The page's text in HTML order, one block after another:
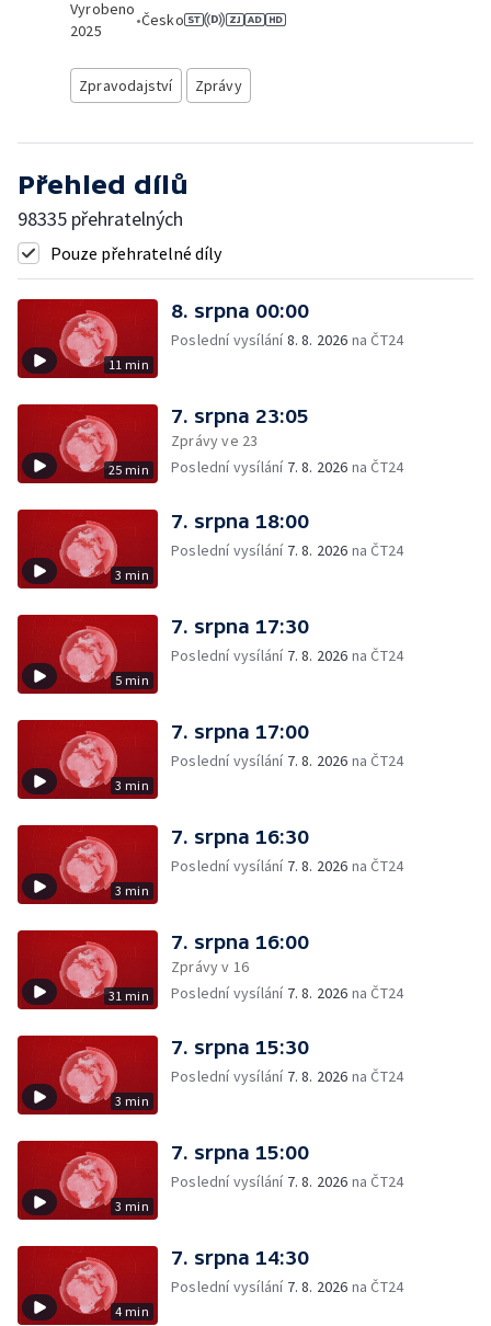
Vyrobeno
2025
•Česko
Zpravodajství Zprávy
Přehled dílů
98335 přehratelných
Pouze přehratelné díly
11 min
8. srpna 00:00
Poslední vysílání8. 8. 2026 na ČT24
25 min
7. srpna 23:05
Zprávy ve 23
Poslední vysílání 7. 8. 2026 na ČT24
3 min
7. srpna 18:00
Poslední vysílání 7. 8. 2026 na ČT24
5 min
7. srpna 17:30
Poslední vysílání 7. 8. 2026 na ČT24
3 min
7. srpna 17:00
Poslední vysílání 7. 8. 2026 na ČT24
3 min
7. srpna 16:30
Poslední vysílání 7. 8. 2026 na ČT24
31 min
7. srpna 16:00
Zprávy v 16
Poslední vysílání 7. 8. 2026 na ČT24
3 min
7. srpna 15:30
Poslední vysílání 7. 8. 2026 na ČT24
3 min
7. srpna 15:00
Poslední vysílání 7. 8. 2026 na ČT24
4 min
7. srpna 14:30
Poslední vysílání 7. 8. 2026 na ČT24